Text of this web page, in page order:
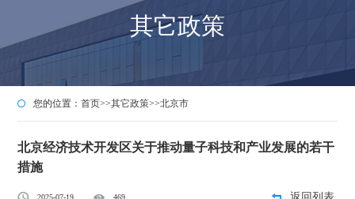
其它政策
您的位置：首页>>其它政策>>北京市
北京经济技术开发区关于推动量子科技和产业发展的若干
措施
2025-07-19 469